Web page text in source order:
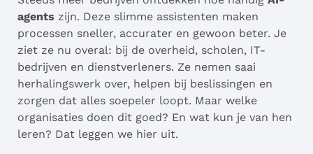
agents zijn. Deze slimme assistenten maken
processen sneller, accurater en gewoon beter. Je
ziet ze nu overal: bij de overheid, scholen, IT-
bedrijven en dienstverleners. Ze nemen saai
herhalingswerk over, helpen bij beslissingen en
zorgen dat alles soepeler loopt. Maar welke
organisaties doen dit goed? En wat kun je van hen
leren? Dat leggen we hier uit.